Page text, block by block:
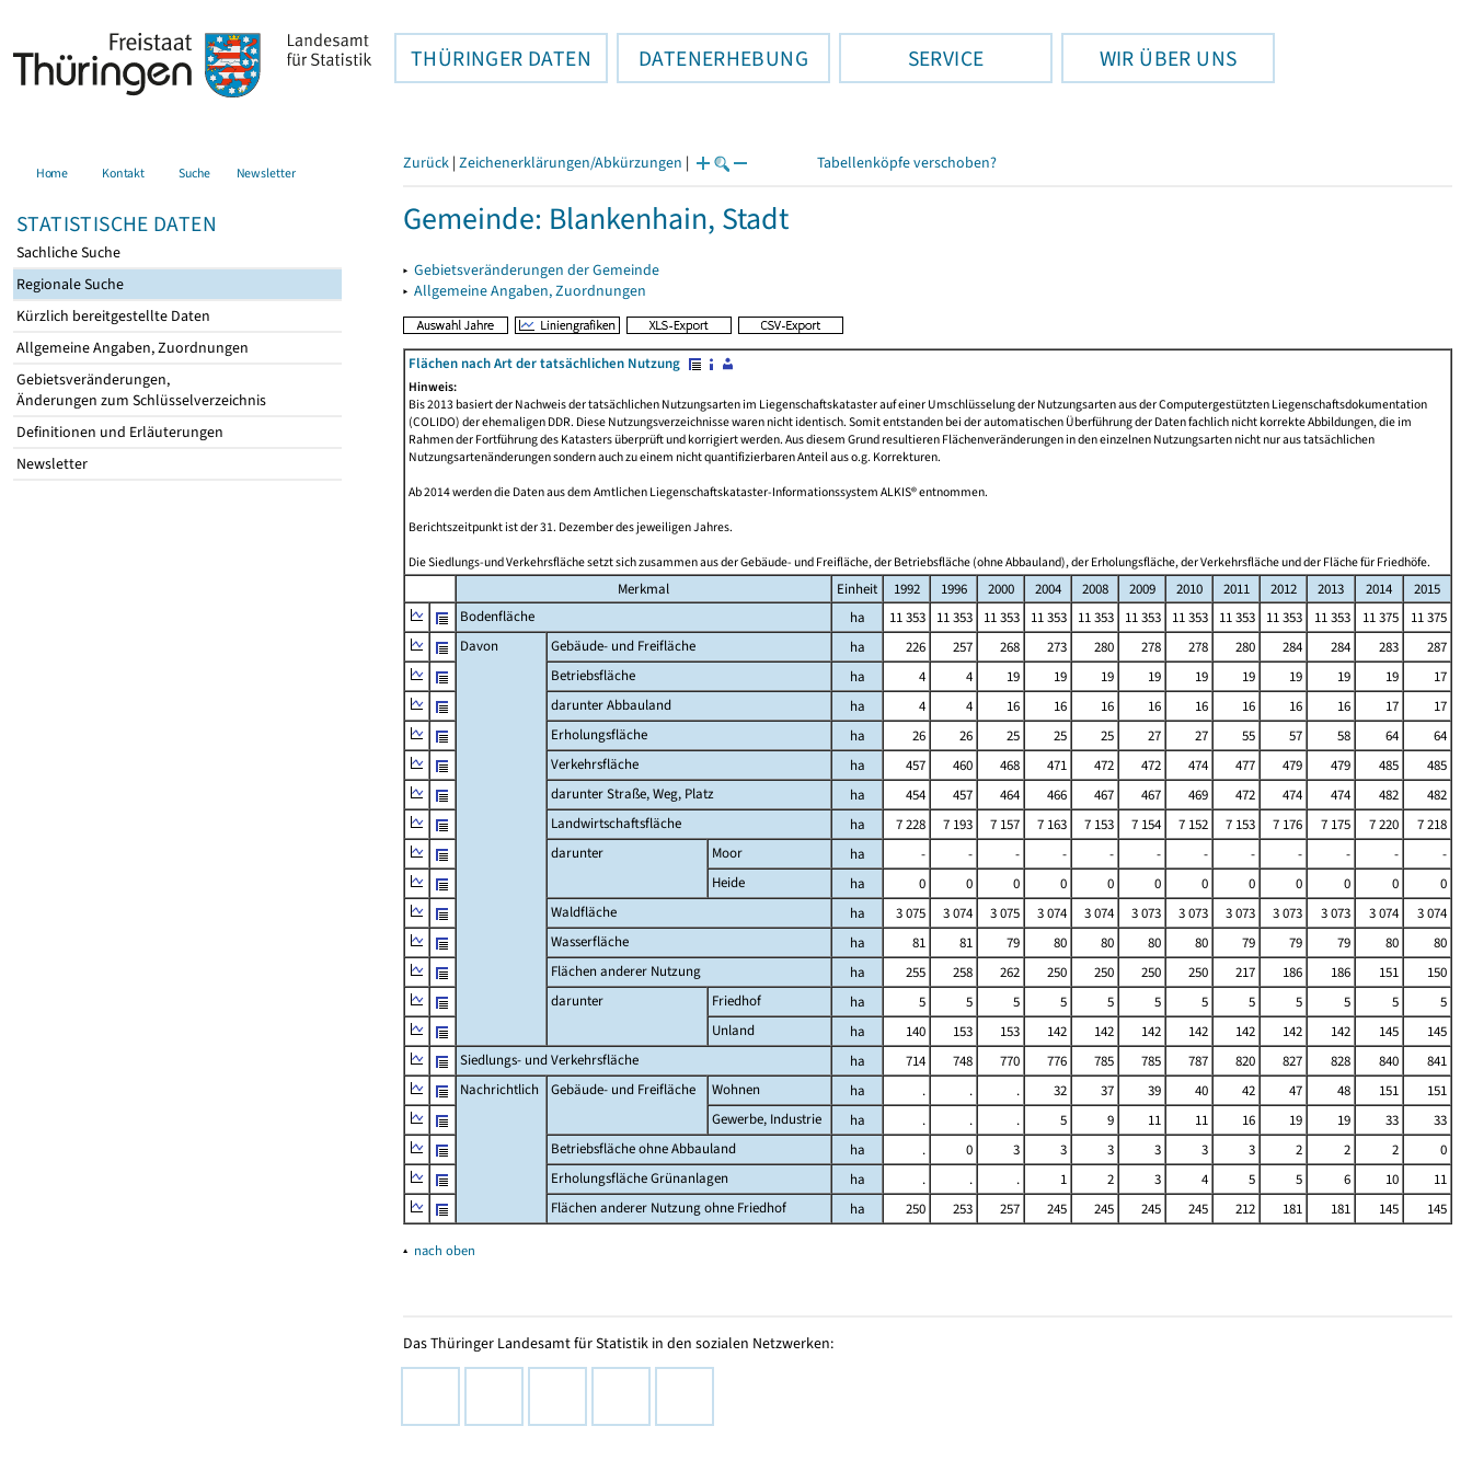
THÜRINGER DATEN DATENERHEBUNG SERVICE WIR ÜBER UNS
Home Kontakt Suche Newsletter
STATISTISCHE DATEN
Sachliche Suche
Regionale Suche
Kürzlich bereitgestellte Daten
Allgemeine Angaben, Zuordnungen
Gebietsveränderungen,
Änderungen zum Schlüsselverzeichnis
Definitionen und Erläuterungen
Newsletter
Zurück | Zeichenerklärungen/Abkürzungen | Tabellenköpfe verschoben?
Gemeinde: Blankenhain, Stadt
▸ Gebietsveränderungen der Gemeinde
▸ Allgemeine Angaben, Zuordnungen
Flächen nach Art der tatsächlichen Nutzung
Hinweis:
Bis 2013 basiert der Nachweis der tatsächlichen Nutzungsarten im Liegenschaftskataster auf einer Umschlüsselung der Nutzungsarten aus der Computergestützten Liegenschaftsdokumentation
(COLIDO) der ehemaligen DDR. Diese Nutzungsverzeichnisse waren nicht identisch. Somit entstanden bei der automatischen Überführung der Daten fachlich nicht korrekte Abbildungen, die im
Rahmen der Fortführung des Katasters überprüft und korrigiert werden. Aus diesem Grund resultieren Flächenveränderungen in den einzelnen Nutzungsarten nicht nur aus tatsächlichen
Nutzungsartenänderungen sondern auch zu einem nicht quantifizierbaren Anteil aus o.g. Korrekturen.
Ab 2014 werden die Daten aus dem Amtlichen Liegenschaftskataster-Informationssystem ALKIS® entnommen.
Berichtszeitpunkt ist der 31. Dezember des jeweiligen Jahres.
Die Siedlungs-und Verkehrsfläche setzt sich zusammen aus der Gebäude- und Freifläche, der Betriebsfläche (ohne Abbauland), der Erholungsfläche, der Verkehrsfläche und der Fläche für Friedhöfe.
Merkmal Einheit 1992 1996 2000 2004 2008 2009 2010 2011 2012 2013 2014
2015
Bodenfläche
ha 11 353 11 353 11 353 11 353 11 353 11 353 11 353 11 353 11 353 11 353 11 375
11 375
Davon
Gebäude- und Freifläche ha 226 257 268 273 280 278 278 280 284 284 283
287
Betriebsfläche
ha 4 4 19 19 19 19 19 19 19 19 19
17
darunter Abbauland
ha 4 4 16 16 16 16 16 16 16 16 17
17
Erholungsfläche
ha 26 26 25 25 25 27 27 55 57 58 64
64
Verkehrsfläche
ha 457 460 468 471 472 472 474 477 479 479 485
485
darunter Straße, Weg, Platz
ha 454 457 464 466 467 467 469 472 474 474 482
482
Landwirtschaftsfläche
ha 7 228 7 193 7 157 7 163 7 153 7 154 7 152 7 153 7 176 7 175 7 220
7 218
darunter
Moor ha - - - - - - - - - - -
-
Heide
ha 0 0 0 0 0 0 0 0 0 0 0
0
Waldfläche
ha 3 075 3 074 3 075 3 074 3 074 3 073 3 073 3 073 3 073 3 073 3 074
3 074
Wasserfläche
ha 81 81 79 80 80 80 80 79 79 79 80
80
Flächen anderer Nutzung
ha 255 258 262 250 250 250 250 217 186 186 151
150
darunter
Friedhof ha 5 5 5 5 5 5 5 5 5 5 5
5
Unland
ha 140 153 153 142 142 142 142 142 142 142 145
145
Siedlungs- und Verkehrsfläche
ha 714 748 770 776 785 785 787 820 827 828 840
841
Nachrichtlich
Gebäude- und Freifläche Wohnen ha . . . 32 37 39 40 42 47 48 151
151
Gewerbe, Industrie
ha . . . 5 9 11 11 16 19 19 33
33
Betriebsfläche ohne Abbauland
ha . 0 3 3 3 3 3 3 2 2 2
0
Erholungsfläche Grünanlagen
ha . . . 1 2 3 4 5 5 6 10
11
Flächen anderer Nutzung ohne Friedhof
ha 250 253 257 245 245 245 245 212 181 181 145 145
▴ nach oben
Das Thüringer Landesamt für Statistik in den sozialen Netzwerken: